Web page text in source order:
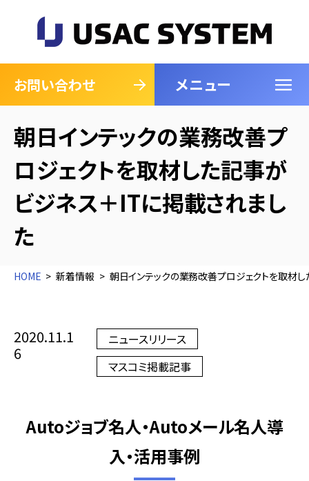
お問い合わせ メニュー
閉じる
朝日インテックの業務改善プ
ロジェクトを取材した記事が
ビジネス＋ITに掲載されまし
た
HOME 新着情報 朝日インテックの業務改善プロジェクトを取材
2020.11.1
6
ニュースリリース
マスコミ掲載記事
Autoジョブ名人・Autoメール名人導
入・活用事例